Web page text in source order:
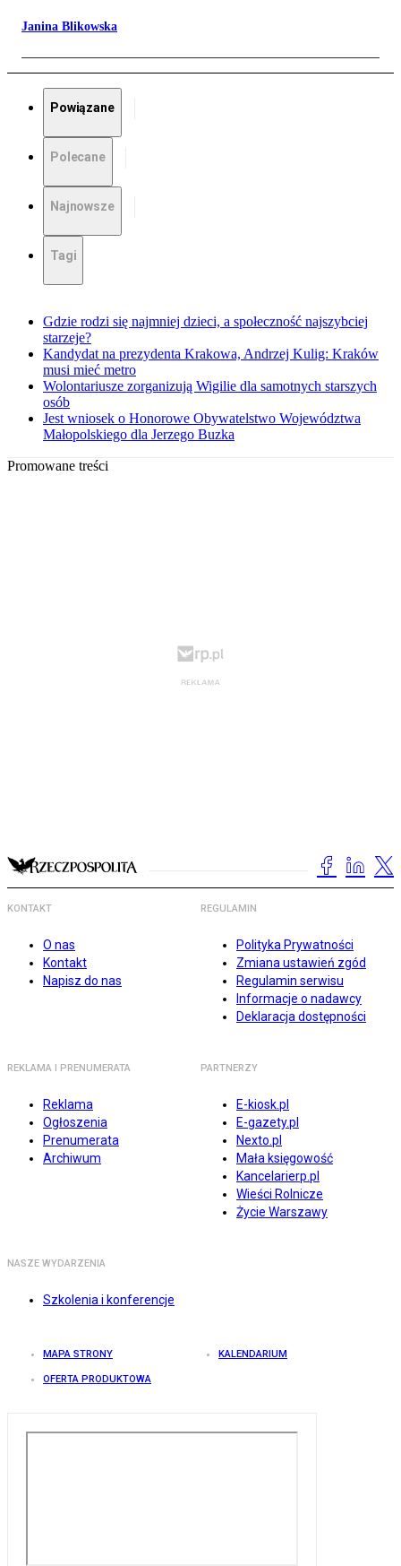
Janina Blikowska
Powiązane
Polecane
Najnowsze
Tagi
Gdzie rodzi się najmniej dzieci, a społeczność najszybciej
starzeje?
Kandydat na prezydenta Krakowa, Andrzej Kulig: Kraków
musi mieć metro
Wolontariusze zorganizują Wigilie dla samotnych starszych
osób
Jest wniosek o Honorowe Obywatelstwo Województwa
Małopolskiego dla Jerzego Buzka
Promowane treści
KONTAKT
O nas
Kontakt
Napisz do nas
REGULAMIN
Polityka Prywatności
Zmiana ustawień zgód
Regulamin serwisu
Informacje o nadawcy
Deklaracja dostępności
REKLAMA I PRENUMERATA
Reklama
Ogłoszenia
Prenumerata
Archiwum
PARTNERZY
E-kiosk.pl
E-gazety.pl
Nexto.pl
Mała księgowość
Kancelarierp.pl
Wieści Rolnicze
Życie Warszawy
NASZE WYDARZENIA
Szkolenia i konferencje
MAPA STRONY KALENDARIUM
OFERTA PRODUKTOWA